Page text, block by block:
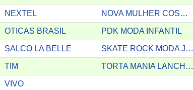
NEXTEL NOVA MULHER COSMETICOS
OTICAS BRASIL PDK MODA INFANTIL
SALCO LA BELLE SKATE ROCK MODA JOVEM
TIM TORTA MANIA LANCHES
VIVO